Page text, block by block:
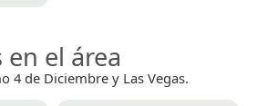
en el área
4 de Diciembre y Las Vegas.